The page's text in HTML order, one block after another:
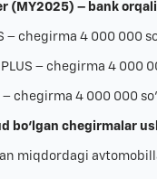
(MY2025) – bank
– chegirma 4 000 000
– chegirma 4 000
– chegirma 4 000 000
bo‘lgan chegirmalar
miqdordagi